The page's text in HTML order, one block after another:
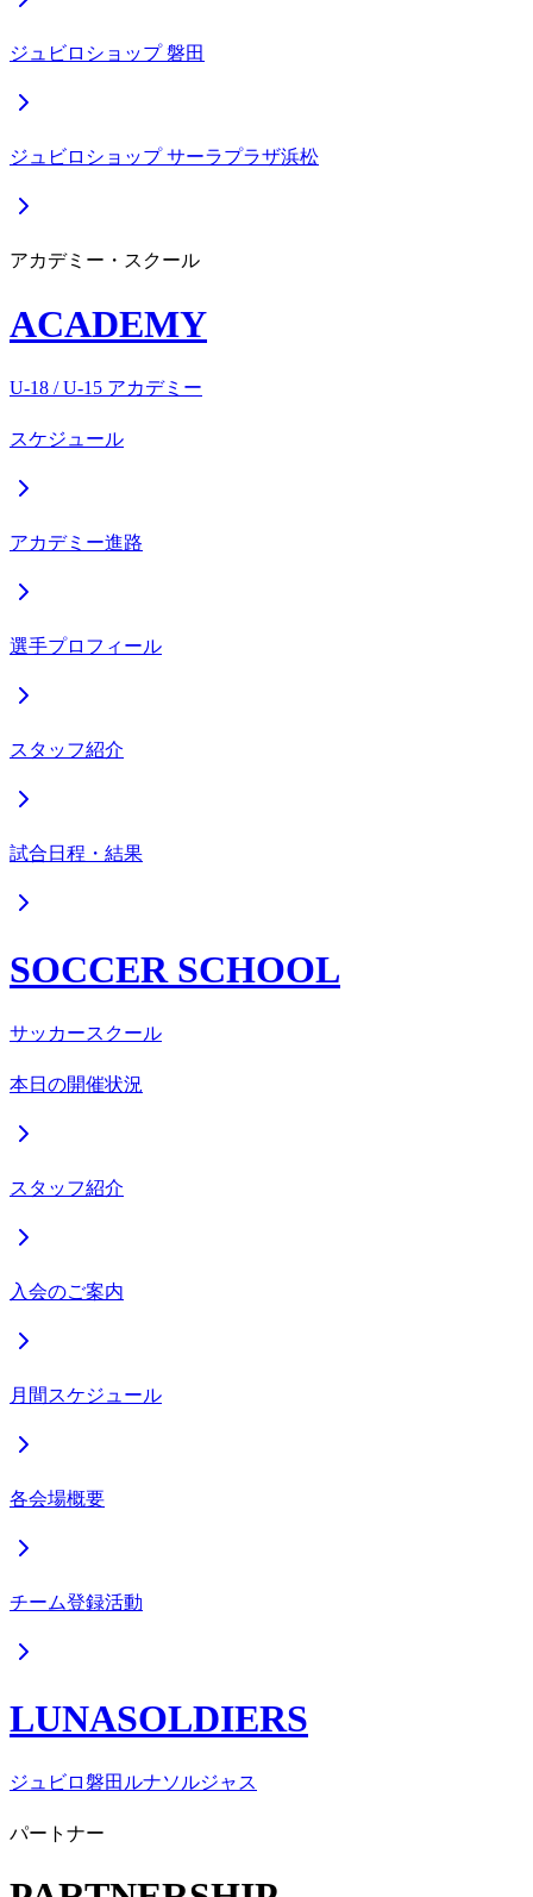
ジュビロショップ 磐田
ジュビロショップ サーラプラザ浜松
アカデミー・スクール
ACADEMY
U-18 / U-15 アカデミー
スケジュール
アカデミー進路
選手プロフィール
スタッフ紹介
試合日程・結果
SOCCER SCHOOL
サッカースクール
本日の開催状況
スタッフ紹介
入会のご案内
月間スケジュール
各会場概要
チーム登録活動
LUNASOLDIERS
ジュビロ磐田ルナソルジャス
パートナー